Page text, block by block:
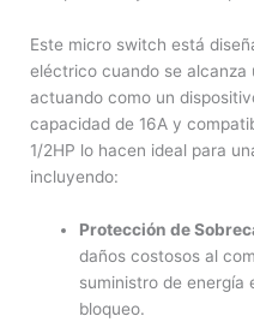
Este micro switch está
eléctrico cuando se alcanza
actuando como un
capacidad de 16A y
1/2HP lo hacen ideal para
incluyendo:
Protección de
daños costosos al
suministro de energía
bloqueo.